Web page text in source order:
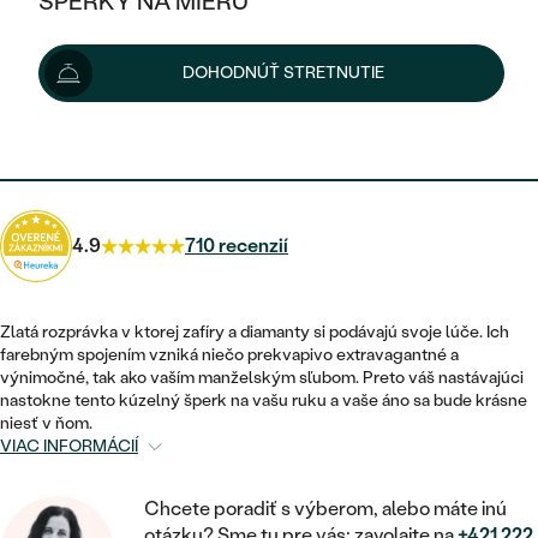
KOMBINOVANÉ ZLATO
PODĽA ŠTÝLU
ETERNITY
VINTAGE
NETRADIČNÉ
POSTRANNÉ DRAHOKAMY
HALO
VINTAGE
SET ZÁSNUBNÉHO PRSTEŇA A
NETRADIČNÉ
ZOSTAVTE SI PRSTEŇ
VÝPREDAJ
ŠPERKY ČO POMÁHAJÚ
PODĽA TYPU
NÁUŠNICE
PRSTENE
PRÍVESKY
NÁRAMKY
SETY
PÁNSKE ŠPERKY
PLATINOVÉ
NAPICHOVACIE
KRUHOVÉ
MINIMALISTICKÉ
VISIACE
SOLITÉR
V TVARE SRDCA
ZLATÉ
STRIEBORNÉ
PODĽA ŠTÝLU
SOLITÉR
NARODENIE DIEŤAŤA
PERSONALIZOVANÉ
SO ZNAMENÍM ZVEROKRUHU
MINIMALISTICKÉ
VÝPREDAJ
ZLATÉ
STRIEBORNÉ
PODĽA ŠTÝLU
ETERNITY
DOHODNÚŤ STRETNUTIE
3 121 €
Možnosti doručenia
4.9 710 recenzií
Zlatá rozprávka v ktorej zafíry a diamanty si podávajú svoje lúče. Ich
farebným spojením vzniká niečo prekvapivo extravagantné a
výnimočné, tak ako vaším manželským sľubom. Preto váš nastávajúci
nastokne tento kúzelný šperk na vašu ruku a vaše áno sa bude krásne
niesť v ňom.
VIAC INFORMÁCIÍ
Chcete poradiť s výberom, alebo máte inú